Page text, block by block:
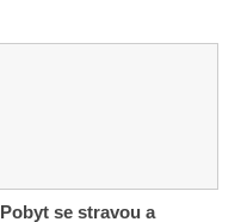
Pobyt se stravou a